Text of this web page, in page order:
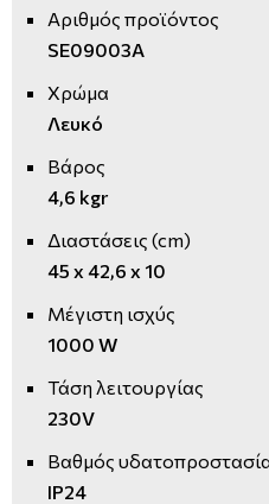
Αριθμός προϊόντος
SE09003A
Χρώμα
Λευκό
Βάρος
4,6 kgr
Διαστάσεις (cm)
45 x 42,6 x 10
Μέγιστη ισχύς
1000 W
Τάση λειτουργίας
230V
Βαθμός
IP24